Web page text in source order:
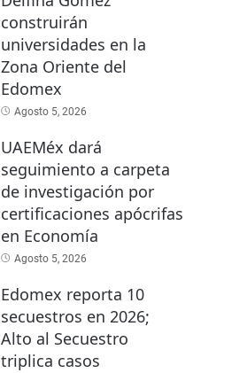
construirán
universidades en la
Zona Oriente del
Edomex
Agosto 5, 2026
UAEMéx dará
seguimiento a carpeta
de investigación por
certificaciones apócrifas
en Economía
Agosto 5, 2026
Edomex reporta 10
secuestros en 2026;
Alto al Secuestro
triplica casos